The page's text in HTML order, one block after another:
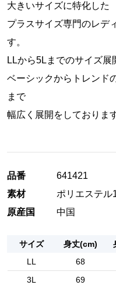
大きいサイズに特化した
プラスサイズ専門のレデ
す。
LLから5Lまでのサイズ展
ベーシックからトレンド
まで
幅広く展開をしております
品番
641421
素材
ポリエステル
原産国
中国
サイズ 身丈(cm)
LL
68
3L
69